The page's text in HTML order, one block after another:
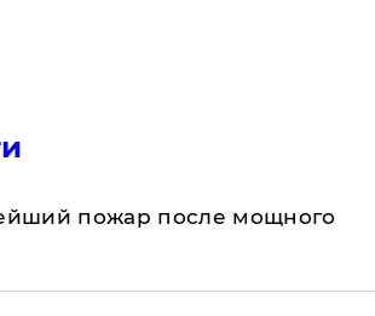
пожар после мощного